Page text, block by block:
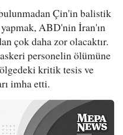
Çin'in balistik
yapmak, ABD'nin İran'ın
çok daha zor olacaktır.
personelin ölümüne
kritik tesis ve
imha etti.